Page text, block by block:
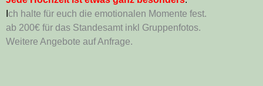
ch halte für euch die emotionalen Momente fest.
ab 200€ für das Standesamt inkl Gruppenfotos.
Weitere Angebote auf Anfrage.